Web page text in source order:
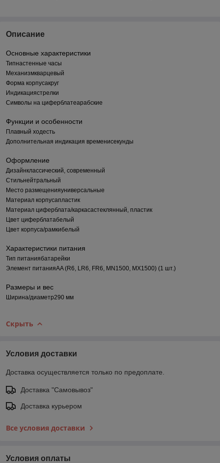
Описание
Основные характеристики
Типнастенные часы
Механизмкварцевый
Форма корпусакруг
Индикациястрелки
Символы на циферблатеарабские
Функции и особенности
Плавный ходесть
Дополнительная индикация временисекунды
Оформление
Дизайнклассический, современный
Стильнейтральный
Место размещенияуниверсальные
Материал корпусапластик
Материал циферблата/каркасастеклянный, пластик
Цвет циферблатабелый
Цвет корпуса/рамкибелый
Характеристики питания
Тип питаниябатарейки
Элемент питанияAA (R6, LR6, FR6, MN1500, MX1500) (1 шт.)
Размеры и вес
Ширина/диаметр290 мм
Скрыть
Условия доставки
Доставка осуществляется только по предоплате.
Доставка "Самовывоз"
Доставка курьером
Все условия доставки
Условия оплаты